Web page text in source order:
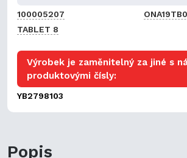
100005207
TABLET 8
Výrobek je zaměnitelný za jiné s
produktovými čísly:
YB2798103
Popis